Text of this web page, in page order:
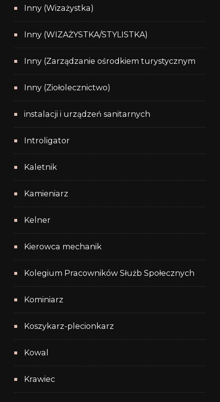
Inny (Wizażystka)
Inny (WIZAŻYSTKA/STYLISTKA)
Inny (Zarządzanie ośrodkiem turystycznym
Inny (Ziołolecznictwo)
instalacji i urządzeń sanitarnych
Introligator
Kaletnik
Kamieniarz
Kelner
Kierowca mechanik
Kolegium Pracowników Służb Społecznych
Kominiarz
Koszykarz-plecionkarz
Kowal
Krawiec